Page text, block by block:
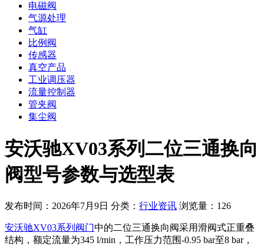
电磁阀
气源处理
气缸
比例阀
传感器
真空产品
工业调压器
流量控制器
管夹阀
集尘阀
安沃驰XV03系列二位三通换向
阀型号参数与选型表
发布时间：2026年7月9日 分类： 行业资讯 浏览量：126
安沃驰XV03系列阀门中的二位三通换向阀采用滑阀式正重叠
结构，额定流量为345 l/min，工作压力范围-0.95 bar至8 bar，